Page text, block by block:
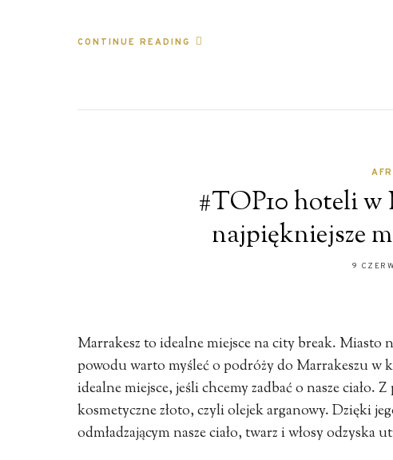
CONTINUE READING
#TOP10 hoteli w
najpiękniejsze
9
Marrakesz to idealne miejsce na city break. Miasto
powodu warto myśleć o podróży do Marrakeszu w
idealne miejsce, jeśli chcemy zadbać o nasze ciało.
kosmetyczne złoto, czyli olejek arganowy. Dzięki
odmładzającym nasze ciało, twarz i włosy odzyska